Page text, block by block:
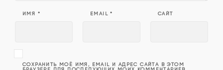
ИМЯ * EMAIL* САЙТ
СОХРАНИТЬ МОЁ ИМЯ, EMAIL И АДРЕС САЙТА В ЭТОМ